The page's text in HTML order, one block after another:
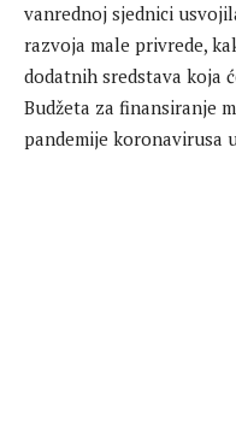
vanrednoj sjednici
razvoja male privrede,
dodatnih sredstava koja
Budžeta za finansiranje
pandemije koronavirusa